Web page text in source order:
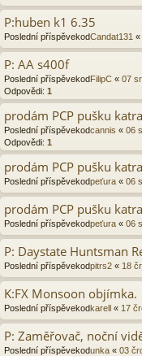
P:huben k1 6.35
Poslední příspěvekodCandat131 «
P: AA s400f
Poslední příspěvekodFilipC « 07
Odpovědi: 1
prodám PCP pušku
Poslední příspěvekodcannis « 06
Odpovědi: 1
prodám PCP pušku
Poslední příspěvekodpeťura « 06
prodám PCP pušku
Poslední příspěvekodpeťura « 06
P: Daystate Huntsman
Poslední příspěvekodpitrs2 « 18
K:FX Monsoon objímka.
Poslední příspěvekodkarell « 17
P: Zaměřovač, noční
Poslední příspěvekodunka « 03